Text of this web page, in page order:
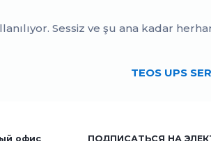
Sessiz ve şu ana kadar
TEOS UPS
офис ПОДПИСАТЬСЯ НА